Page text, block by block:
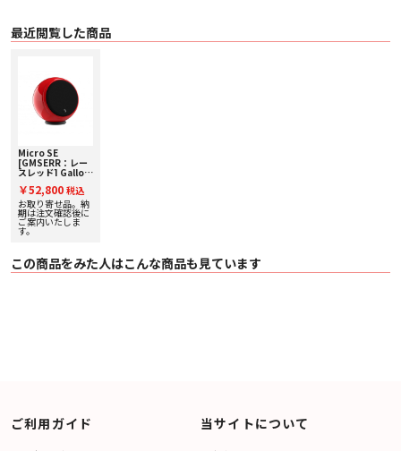
最近閲覧した商品
Micro SE
[GMSERR：レー
スレッド] Gallo
ロアコースティッ
クス] 単品スピー
カー 【受注発注】
￥52,800 税込
お取り寄せ品。納
期は注文確認後に
ご案内いたしま
す。
この商品をみた人はこんな商品も見ています
ご利用ガイド 当サイトについて